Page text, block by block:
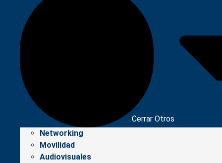
Cerrar Otros
Networking
Movilidad
Audiovisuales